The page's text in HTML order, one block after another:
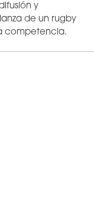
y
de un rugby
competencia.